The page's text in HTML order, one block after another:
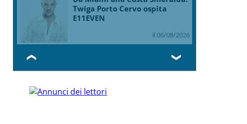
Twiga Porto Cervo ospita
E11EVEN
il 06/08/2026
❮ ❯